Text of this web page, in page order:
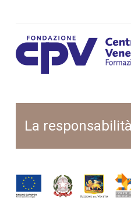
Sportello CSR